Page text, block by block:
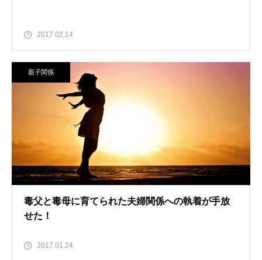
2017.02.14
親子関係
毒父と毒母に育てられた夫婦関係への執着が手放
せた！
2017.01.24